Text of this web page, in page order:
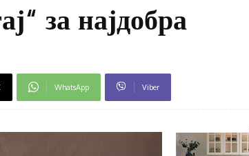
за најдобра
WhatsApp Viber